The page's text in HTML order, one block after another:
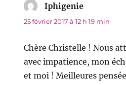
Iphigenie
25 février 2017 à 12 h 19 min
Chère Christelle ! Nous
avec impatience, mon
et moi ! Meilleures